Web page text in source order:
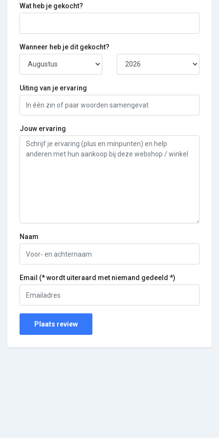
Wat heb je gekocht?
Wanneer heb je dit gekocht?
Uiting van je ervaring
Jouw ervaring
Naam
Email (* wordt uiteraard met niemand gedeeld *)
Plaats review